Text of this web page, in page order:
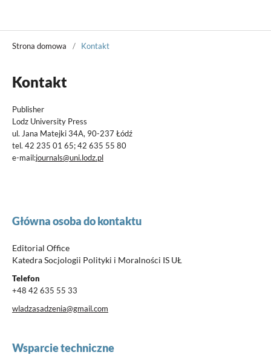
Strona domowa / Kontakt
Kontakt
Publisher
Lodz University Press
ul. Jana Matejki 34A, 90-237 Łódź
tel. 42 235 01 65; 42 635 55 80
e-mail:journals@uni.lodz.pl
Główna osoba do kontaktu
Editorial Office
Katedra Socjologii Polityki i Moralności IS UŁ
Telefon
+48 42 635 55 33
wladzasadzenia@gmail.com
Wsparcie techniczne